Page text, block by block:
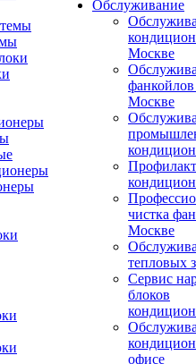
Обслуживание
Москве
Москве
чистка
Москве
тепловых
Сервис
блоков
офисе